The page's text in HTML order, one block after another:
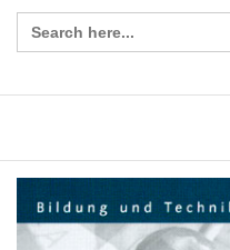
Search
for: